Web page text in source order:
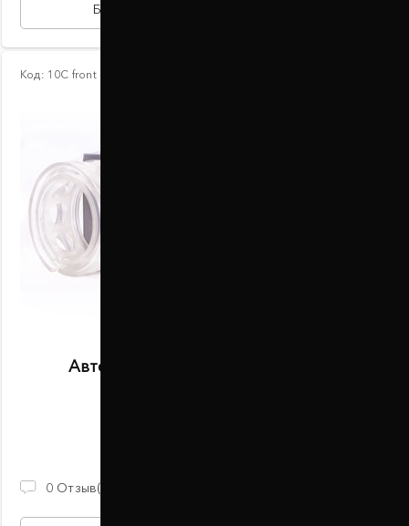
БЫСТРАЯ ПОКУПКА
Код: 10С front
Автобаферы размер C передние
0 Отзыв(ов)